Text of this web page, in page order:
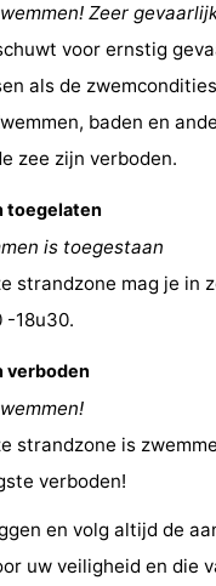
Zeer
voor ernstig
als de
baden en
zee zijn verboden.
toegelaten
is toegestaan
strandzone mag je in
-18u30.
verboden
strandzone is
verboden!
en volg altijd de
uw veiligheid en die